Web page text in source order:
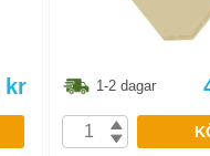
kr 1-2 dagar